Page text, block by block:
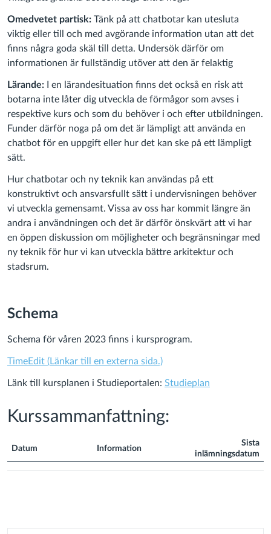
Omedvetet partisk: Tänk på att chatbotar kan utesluta
viktig eller till och med avgörande information utan att det
finns några goda skäl till detta. Undersök därför om
informationen är fullständig utöver att den är felaktig
Lärande: I en lärandesituation finns det också en risk att
botarna inte låter dig utveckla de förmågor som avses i
respektive kurs och som du behöver i och efter utbildningen.
Funder därför noga på om det är lämpligt att använda en
chatbot för en uppgift eller hur det kan ske på ett lämpligt
sätt.
Hur chatbotar och ny teknik kan användas på ett
konstruktivt och ansvarsfullt sätt i undervisningen behöver
vi utveckla gemensamt. Vissa av oss har kommit längre än
andra i användningen och det är därför önskvärt att vi har
en öppen diskussion om möjligheter och begränsningar med
ny teknik för hur vi kan utveckla bättre arkitektur och
stadsrum.
Schema
Schema för våren 2023 finns i kursprogram.
TimeEdit (Länkar till en externa sida.)
Länk till kursplanen i Studieportalen: Studieplan
Kurssammanfattning:
Datum Information
Sista
inlämningsdatum